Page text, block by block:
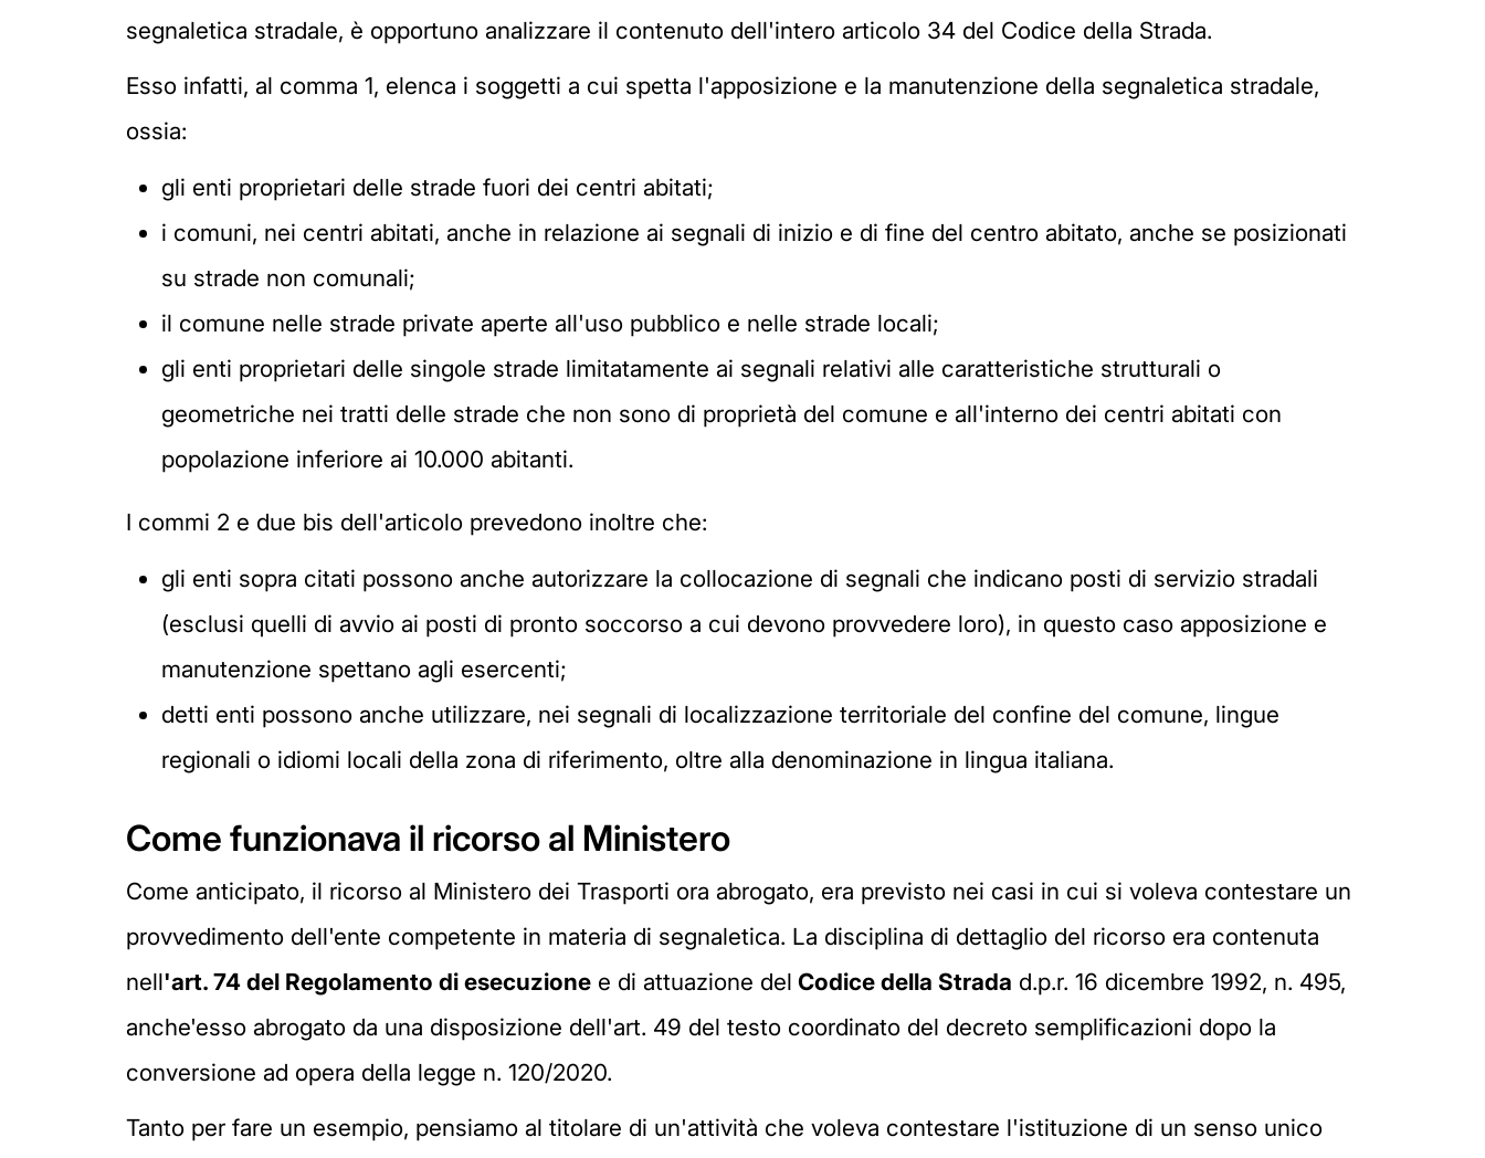
segnaletica stradale, è opportuno analizzare il contenuto dell'intero articolo 34 del Codice della Strada.
Esso infatti, al comma 1, elenca i soggetti a cui spetta l'apposizione e la manutenzione della segnaletica stradale,
ossia:
gli enti proprietari delle strade fuori dei centri abitati;
i comuni, nei centri abitati, anche in relazione ai segnali di inizio e di fine del centro abitato, anche se posizionati
su strade non comunali;
il comune nelle strade private aperte all'uso pubblico e nelle strade locali;
gli enti proprietari delle singole strade limitatamente ai segnali relativi alle caratteristiche strutturali o
geometriche nei tratti delle strade che non sono di proprietà del comune e all'interno dei centri abitati con
popolazione inferiore ai 10.000 abitanti.
I commi 2 e due bis dell'articolo prevedono inoltre che:
gli enti sopra citati possono anche autorizzare la collocazione di segnali che indicano posti di servizio stradali
(esclusi quelli di avvio ai posti di pronto soccorso a cui devono provvedere loro), in questo caso apposizione e
manutenzione spettano agli esercenti;
detti enti possono anche utilizzare, nei segnali di localizzazione territoriale del confine del comune, lingue
regionali o idiomi locali della zona di riferimento, oltre alla denominazione in lingua italiana.
Come funzionava il ricorso al Ministero
Come anticipato, il ricorso al Ministero dei Trasporti ora abrogato, era previsto nei casi in cui si voleva contestare un
provvedimento dell'ente competente in materia di segnaletica. La disciplina di dettaglio del ricorso era contenuta
nell'art. 74 del Regolamento di esecuzione e di attuazione del Codice della Strada d.p.r. 16 dicembre 1992, n. 495,
anche'esso abrogato da una disposizione dell'art. 49 del testo coordinato del decreto semplificazioni dopo la
conversione ad opera della legge n. 120/2020.
Tanto per fare un esempio, pensiamo al titolare di un'attività che voleva contestare l'istituzione di un senso unico